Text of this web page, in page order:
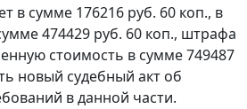
в сумме 176216 руб. 60 коп., в
474429 руб. 60 коп., штрафа
стоимость в сумме 749487
новый судебный акт об
в данной части.